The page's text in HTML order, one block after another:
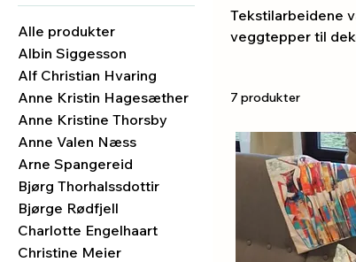
Alle produkter
Albin Siggesson
Alf Christian Hvaring
Anne Kristin Hagesæther
Anne Kristine Thorsby
Anne Valen Næss
Arne Spangereid
Bjørg Thorhalssdottir
Bjørge Rødfjell
Charlotte Engelhaart
Christine Meier
Tekstilarbeidene
veggtepper til
7 produkter